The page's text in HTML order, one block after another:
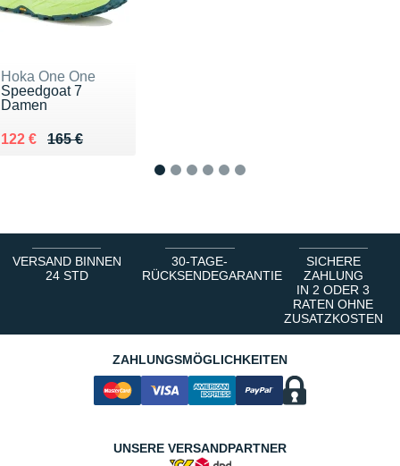
Hoka One One
Speedgoat 7
Damen
165 €
Au lieu de 165 €
122 €
Vendu 122 €
VERSAND BINNEN
24 STD
30-TAGE-
RÜCKSENDEGARANTIE
SICHERE
ZAHLUNG
IN 2 ODER 3
RATEN OHNE
ZUSATZKOSTEN
ZAHLUNGSMÖGLICHKEITEN
UNSERE VERSANDPARTNER